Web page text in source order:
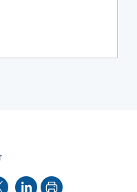
cette page
LinkedInImprimer